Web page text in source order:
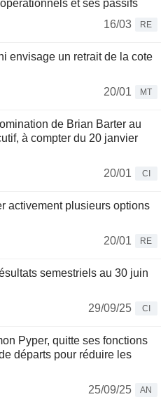
et ses passifs
16/03
RE
envisage un retrait de la cote
20/01
MT
de Brian Barter au
à compter du 20 janvier
20/01
CI
activement plusieurs options
20/01
RE
semestriels au 30 juin
29/09/25
CI
Pyper, quitte ses fonctions
départs pour réduire les
25/09/25
AN